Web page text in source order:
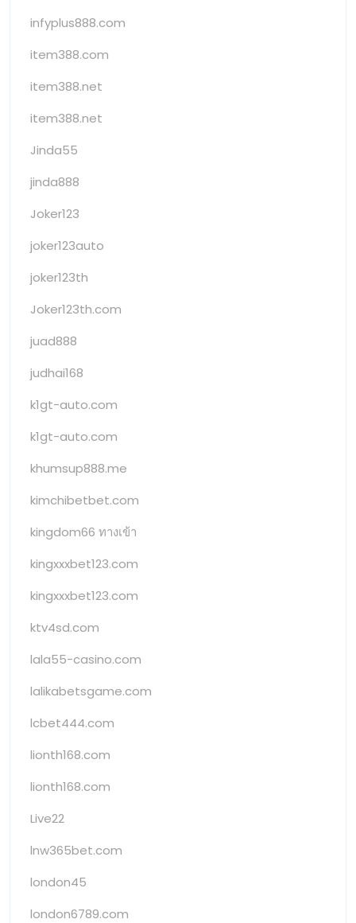
infyplus888.com
item388.com
item388.net
item388.net
Jinda55
jinda888
Joker123
joker123auto
joker123th
Joker123th.com
juad888
judhai168
k1gt-auto.com
k1gt-auto.com
khumsup888.me
kimchibetbet.com
kingdom66 ทางเข้า
kingxxxbet123.com
kingxxxbet123.com
ktv4sd.com
lala55-casino.com
lalikabetsgame.com
lcbet444.com
lionth168.com
lionth168.com
Live22
lnw365bet.com
london45
london6789.com